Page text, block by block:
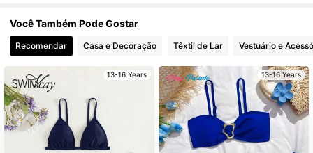
4,91 448 Seguidores
448 Seguidores
4,91
4,91 448 Seguidores
Você Também Pode Gostar
Recomendar Casa e Decoração Têxtil de Lar Vestuário e
13-16 Years 13-16 Years